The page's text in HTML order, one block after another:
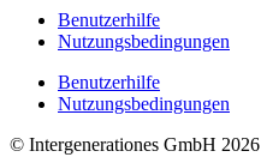
Benutzerhilfe
Nutzungsbedingungen
Benutzerhilfe
Nutzungsbedingungen
© Intergenerationes GmbH 2026